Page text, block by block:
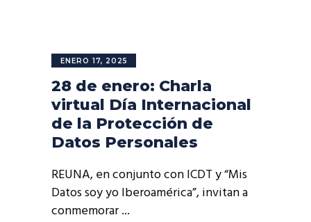
ENERO 17, 2025
28 de enero: Charla
virtual Día Internacional
de la Protección de
Datos Personales
REUNA, en conjunto con ICDT y “Mis
Datos soy yo Iberoamérica”, invitan a
conmemorar